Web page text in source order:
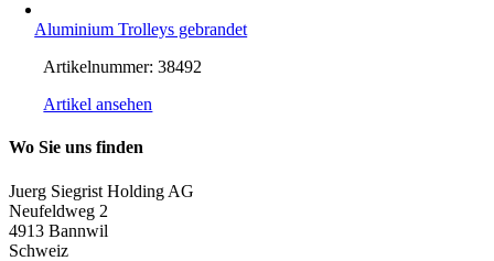
Aluminium Trolleys gebrandet
Artikelnummer:38492
Artikel ansehen
Wo Sie uns finden
Juerg Siegrist Holding AG
Neufeldweg 2
4913 Bannwil
Schweiz